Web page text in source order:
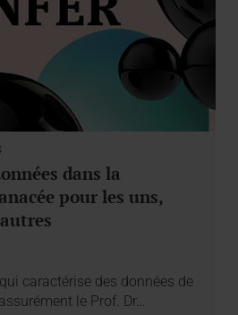
dans la
pour les uns,
caractérise des données de
le Prof. Dr…